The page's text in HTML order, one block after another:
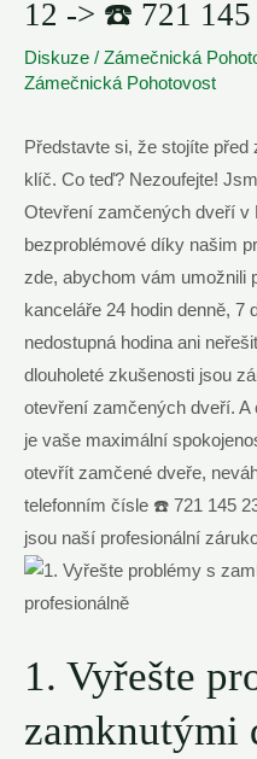
12 -> ☎️ 721
Diskuze / Zámečnická
Zámečnická Pohotovost
Představte si, že stojíte
klíč. Co teď? Nezoufejte!
Otevření zamčených dveří v
bezproblémové díky našim
zde, abychom vám umožnili
kanceláře 24 hodin denně, 7
nedostupná hodina ani
dlouholeté zkušenosti jsou
otevření zamčených dveří. A
je vaše maximální
otevřít zamčené dveře,
telefonním čísle ☎️ 721 145
jsou naší profesionální
1. Vyřešte
zamknutými